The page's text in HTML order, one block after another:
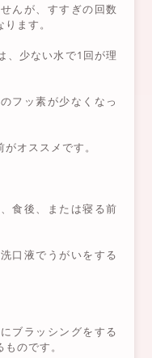
んが、すすぎの回数
ます。
、少ない水で1回が理
フッ素が少なくなっ
オススメです。
食後、または寝る前
口液でうがいをする
ブラッシングをする
のです。